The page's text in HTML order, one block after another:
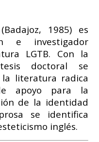
(Badajoz, 1985) es
e investigador
LGTB. Con la
doctoral se
literatura radica
apoyo para la
de la identidad
se identifica
inglés.